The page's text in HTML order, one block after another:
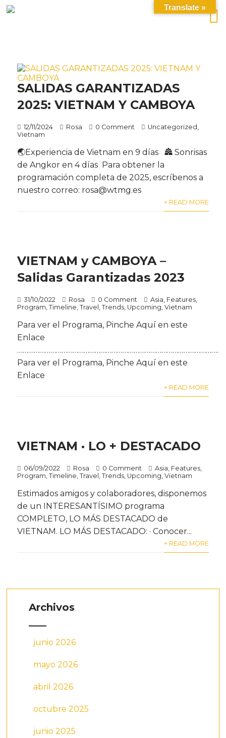
SALIDAS GARANTIZADAS
2025: VIETNAM Y CAMBOYA
12/11/2024 Rosa 0 Comment Uncategorized
Vietnam
🌏Experiencia de Vietnam en 9 días 🏯 Sonrisas
de Angkor en 4 días Para obtener la
programación completa de 2025, escríbenos a
nuestro correo: rosa@wtmg.es
+ READ MORE
VIETNAM y CAMBOYA –
Salidas Garantizadas 2023
31/10/2022 Rosa 0 Comment Asia Features
Program ,Timeline ,Travel ,Trends Upcoming ,Vietnam
Para ver el Programa, Pinche Aquí en este
Enlace
Para ver el Programa, Pinche Aquí en este
Enlace
+ READ MORE
VIETNAM · LO + DESTACADO
06/09/2022 Rosa 0 Comment Asia Features
Program ,Timeline ,Travel ,Trends Upcoming ,Vietnam
Estimados amigos y colaboradores, disponemos
de un INTERESANTÍSIMO programa
COMPLETO, LO MÁS DESTACADO de
VIETNAM. LO MÁS DESTACADO: · Conocer...
+ READ MORE
Archivos
junio 2026
mayo 2026
abril 2026
octubre 2025
junio 2025
Translate »